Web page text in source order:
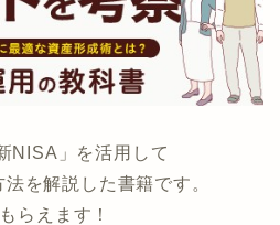
NISA」を活用して
を解説した書籍です。
らえます！